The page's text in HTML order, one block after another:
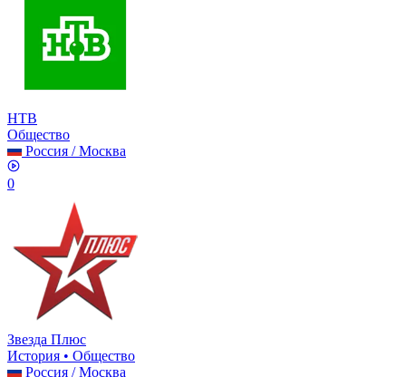
НТВ
Общество
Россия /Москва
0
Звезда Плюс
История • Общество
Россия /Москва